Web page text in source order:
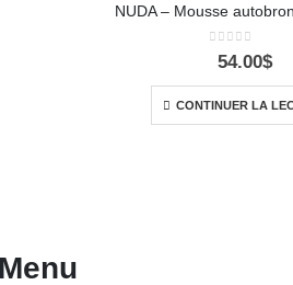
NUDA – Mousse
out of 5
54.00$
CONTINUER LA